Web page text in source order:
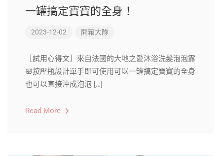
一罐搞定寶寶的全身！
2023-12-02 開箱大隊
［試用心得文］來自法國的大地之愛沐浴洗髮泡泡露
🛀按壓瓶設計單手即可使用可以一罐搞定寶寶的全身
也可以直接沖成泡泡 […]
Read More